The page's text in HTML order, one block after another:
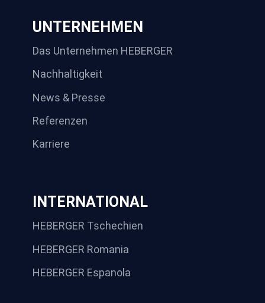
UNTERNEHMEN
Das Unternehmen HEBERGER
Nachhaltigkeit
News & Presse
Referenzen
Karriere
INTERNATIONAL
HEBERGER Tschechien
HEBERGER Romania
HEBERGER Espanola